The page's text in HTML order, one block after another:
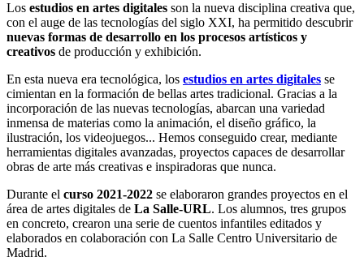
Los estudios en artes digitales son la nueva disciplina creativa que,
con el auge de las tecnologías del siglo XXI, ha permitido descubrir
nuevas formas de desarrollo en los procesos artísticos y
creativos de producción y exhibición.
En esta nueva era tecnológica, los estudios en artes digitales se
cimientan en la formación de bellas artes tradicional. Gracias a la
incorporación de las nuevas tecnologías, abarcan una variedad
inmensa de materias como la animación, el diseño gráfico, la
ilustración, los videojuegos... Hemos conseguido crear, mediante
herramientas digitales avanzadas, proyectos capaces de desarrollar
obras de arte más creativas e inspiradoras que nunca.
Durante el curso 2021-2022 se elaboraron grandes proyectos en el
área de artes digitales de La Salle-URL. Los alumnos, tres grupos
en concreto, crearon una serie de cuentos infantiles editados y
elaborados en colaboración con La Salle Centro Universitario de
Madrid.